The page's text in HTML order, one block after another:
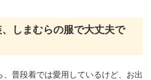
しまむらの服で大丈夫で
、普段着では愛用しているけど、お出